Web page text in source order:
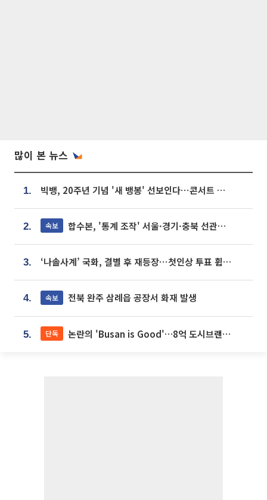
많이 본 뉴스
1. 빅뱅, 20주년 기념 '새 뱅봉' 선보인다⋯콘서트 앞두고 팝업 개최
2. 속보 합수본, '통계 조작' 서울·경기·충북 선관위 등 추가 압수수색
3. ‘나솔사계’ 국화, 결별 후 재등장⋯첫인상 투표 휩쓸고 ‘인기녀’ 등극
4. 속보 전북 완주 삼례읍 공장서 화재 발생
5. 단독 논란의 'Busan is Good'…8억 도시브랜드, 용산 대통령실 CI 업체가 수행